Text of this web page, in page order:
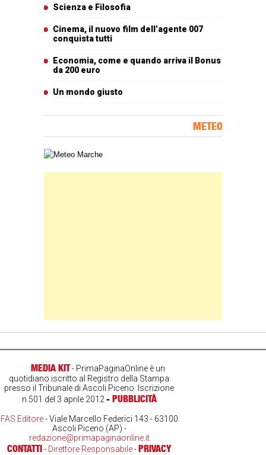
Scienza e Filosofia
Cinema, il nuovo film dell’agente 007
conquista tutti
Economia, come e quando arriva il Bonus
da 200 euro
Un mondo giusto
METEO
Carta meteorologica delle Marche
MEDIA KIT- PrimaPaginaOnline è un
quotidiano iscritto al Registro della Stampa
presso il Tribunale di Ascoli Piceno. Iscrizione
n.501 del 3 aprile 2012- PUBBLICITÀ
FAS Editore- Viale Marcello Federici 143 - 63100
Ascoli Piceno (AP) -
redazione@primapaginaonline.it
CONTATTI- Direttore Responsabile-PRIVACY